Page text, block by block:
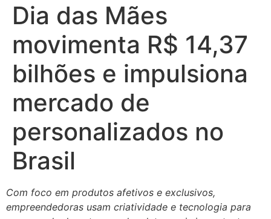
Dia das Mães
movimenta R$ 14,37
bilhões e impulsiona
mercado de
personalizados no
Brasil
Com foco em produtos afetivos e exclusivos,
empreendedoras usam criatividade e tecnologia para